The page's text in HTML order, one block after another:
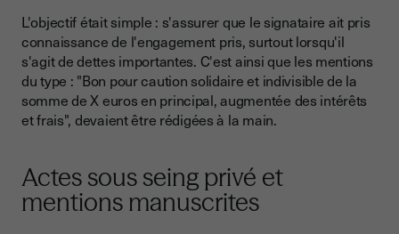
L'objectif était simple : s'assurer que le signataire ait pris
connaissance de l'engagement pris, surtout lorsqu'il
s'agit de dettes importantes. C'est ainsi que les mentions
du type : "Bon pour caution solidaire et indivisible de la
somme de X euros en principal, augmentée des intérêts
et frais", devaient être rédigées à la main.
Actes sous seing privé et
mentions manuscrites